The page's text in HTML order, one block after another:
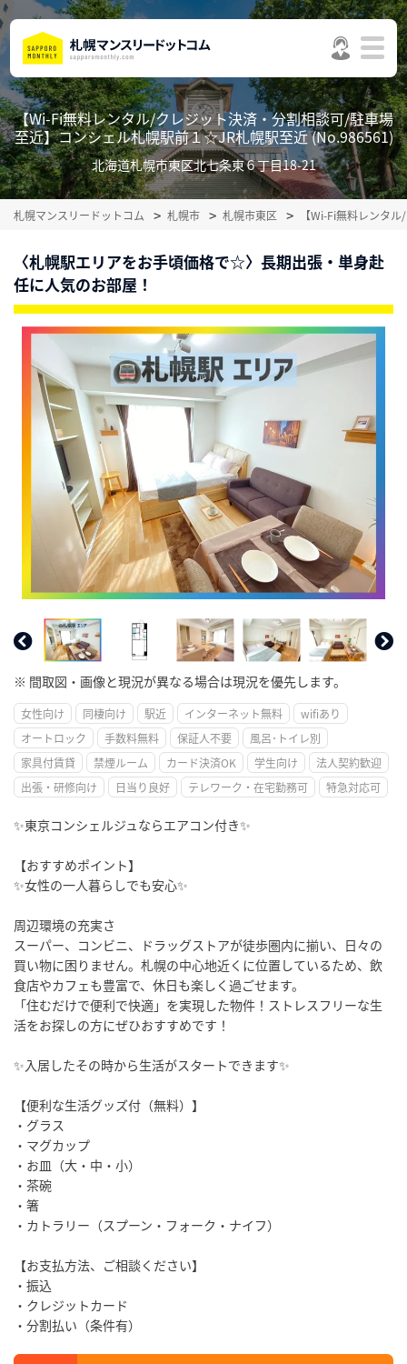
【Wi-Fi無料レンタル/クレジット決済・分割相談可/駐車場
至近】コンシェル札幌駅前１☆JR札幌駅至近 (No.986561)
北海道札幌市東区北七条東６丁目18-21
札幌マンスリードットコム 札幌市 札幌市東区 【Wi-Fi無料レンタ
〈札幌駅エリアをお手頃価格で☆〉長期出張・単身赴
任に人気のお部屋！
※ 間取図・画像と現況が異なる場合は現況を優先します。
女性向け 同棲向け 駅近 インターネット無料
wifiあり
オートロック
手数料無料 保証人不要
風呂･トイレ別
家具付賃貸
禁煙ルーム カード決済OK 学生向け
法人契約歓迎
出張・研修向け
日当り良好 テレワーク・在宅勤務可 特急対応可
✨東京コンシェルジュならエアコン付き✨
【おすすめポイント】
✨女性の一人暮らしでも安心✨
周辺環境の充実さ
スーパー、コンビニ、ドラッグストアが徒歩圏内に揃い、日々の
買い物に困りません。札幌の中心地近くに位置しているため、飲
食店やカフェも豊富で、休日も楽しく過ごせます。
「住むだけで便利で快適」を実現した物件！ストレスフリーな生
活をお探しの方にぜひおすすめです！
✨入居したその時から生活がスタートできます✨
【便利な生活グッズ付（無料）】
・グラス
・マグカップ
・お皿（大・中・小）
・茶碗
・箸
・カトラリー（スプーン・フォーク・ナイフ）
【お支払方法、ご相談ください】
・振込
・クレジットカード
・分割払い（条件有）